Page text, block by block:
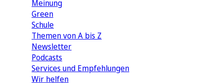
Meinung
Green
Schule
Themen von A bis Z
Newsletter
Podcasts
Services und Empfehlungen
Wir helfen